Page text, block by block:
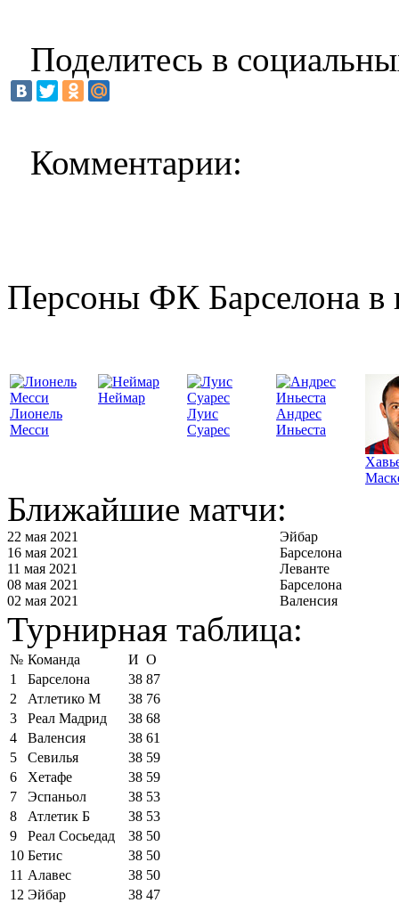
Поделитесь в
Комментарии:
Персоны ФК Барселона в
Лионель
Месси
Неймар
Луис
Суарес
Андрес
Иньеста
Ближайшие матчи:
22 мая 2021
Эйбар
16 мая 2021
Барселона
11 мая 2021
Леванте
08 мая 2021
Барселона
02 мая 2021
Валенсия
Турнирная таблица:
№ Команда И О
1
Барселона 38 87
2
Атлетико М 38 76
3
Реал Мадрид 38 68
4
Валенсия 38 61
5
Севилья 38 59
6
Хетафе 38 59
7
Эспаньол 38 53
8
Атлетик Б 38 53
9
Реал Сосьедад 38 50
10 Бетис 38 50
11 Алавес 38 50
12 Эйбар 38 47